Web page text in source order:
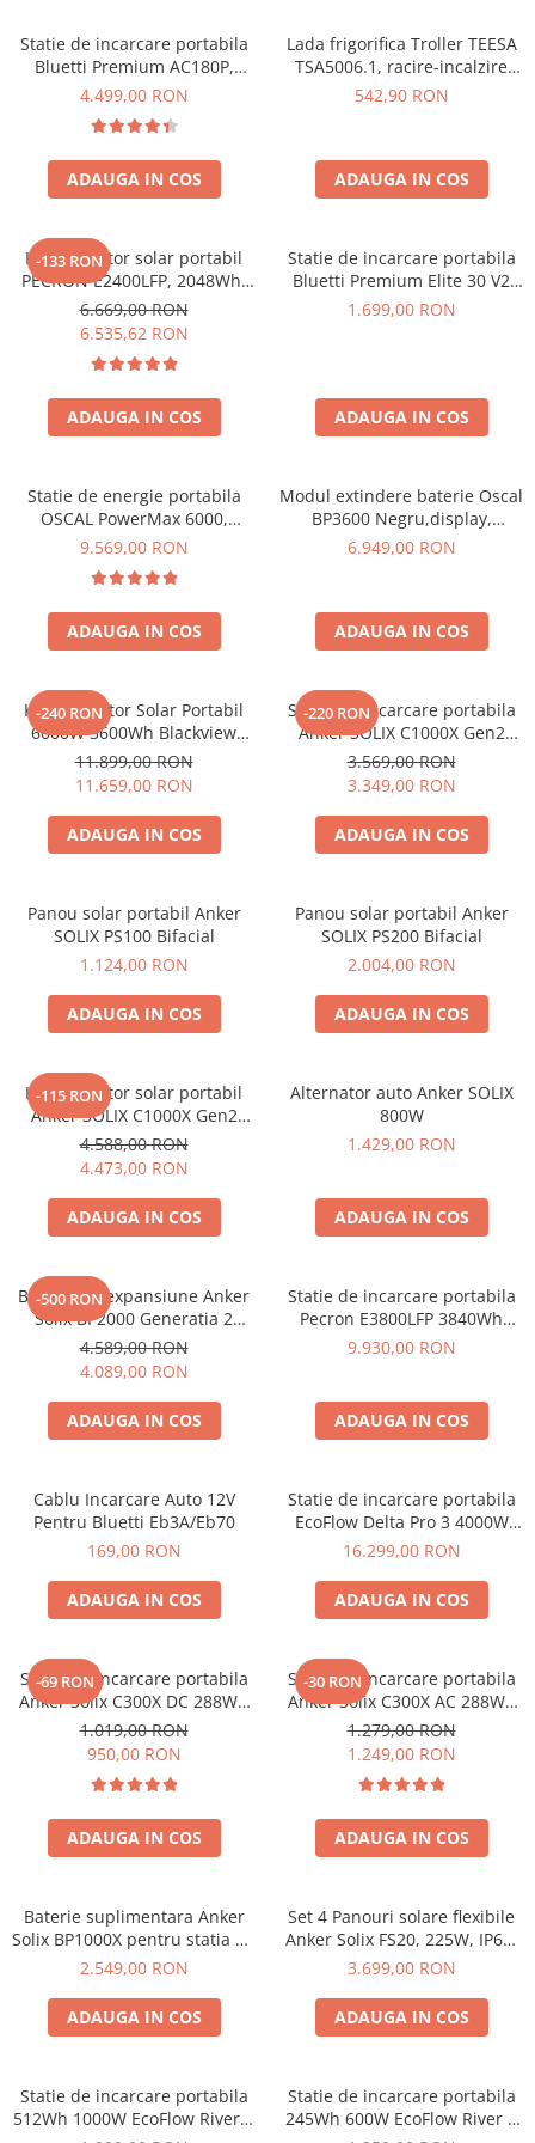
Componente sisteme de balcon
Statie de incarcare portabila
Bluetti Premium AC180P,
Ecran LCD, 1800W, 1440Wh,
4.499,00 RON
ADAUGA IN COS
Lada frigorifica Troller TEESA
TSA5006.1, racire-incalzire
35L, alimentare bricheta auto
542,90 RON
ADAUGA IN COS
-133 RON
Kit generator solar portabil
PECRON E2400LFP, 2048Wh,
2400W, 230V, Incarcare super
rapida, LiFePO4, Controler
MPPT dublu, Protectie BMS +
Panou solar 200W
6.669,00 RON
6.535,62 RON
ADAUGA IN COS
Statie de incarcare portabila
Bluetti Premium Elite 30 V2
600W 320Wh
1.699,00 RON
ADAUGA IN COS
Statie de energie portabila
OSCAL PowerMax 6000,
6000W (9000W varf), baterie
rapida in 1.96h, 14 porturi,
USB-C 100W, control
inteligent la distanta,
functionalitate UPS
9.569,00 RON
ADAUGA IN COS
Modul extindere baterie Oscal
BP3600 Negru,display,
compatibil cu Oscal
6.949,00 RON
ADAUGA IN COS
-240 RON
Kit Generator Solar Portabil
6000W 3600Wh Blackview
OSCAL PowerMax 6000 +
panou solar 400W
11.899,00 RON
11.659,00 RON
ADAUGA IN COS
-220 RON
Statie de incarcare portabila
Anker SOLIX C1000X Gen2
2000W 1024Wh
3.569,00 RON
3.349,00 RON
ADAUGA IN COS
Panou solar portabil Anker
SOLIX PS100 Bifacial
1.124,00 RON
ADAUGA IN COS
Panou solar portabil Anker
SOLIX PS200 Bifacial
2.004,00 RON
ADAUGA IN COS
-115 RON
Kit generator solar portabil
Anker SOLIX C1000X Gen2
2000W 1024Wh + panou 100W
4.588,00 RON
4.473,00 RON
ADAUGA IN COS
Alternator auto Anker SOLIX
800W
1.429,00 RON
ADAUGA IN COS
-500 RON
Baterie de expansiune Anker
Solix BP2000 Generatia 2
pentru Anker Solix C2000 Gen
2, 2048Wh
4.589,00 RON
4.089,00 RON
ADAUGA IN COS
Statie de incarcare portabila
Pecron E3800LFP 3840Wh
4200W + Carucior CADOU
9.930,00 RON
ADAUGA IN COS
Cablu Incarcare Auto 12V
Pentru Bluetti Eb3A/Eb70
169,00 RON
ADAUGA IN COS
Statie de incarcare portabila
EcoFlow Delta Pro 3 4000W
4096Wh
16.299,00 RON
ADAUGA IN COS
-69 RON
Statie de incarcare portabila
Anker Solix C300X DC 288Wh
300W
1.019,00 RON
950,00 RON
ADAUGA IN COS
-30 RON
Statie de incarcare portabila
Anker Solix C300X AC 288Wh
300W
1.279,00 RON
1.249,00 RON
ADAUGA IN COS
Baterie suplimentara Anker
Solix BP1000X pentru statia de
alimentare portabila Anker
2.549,00 RON
ADAUGA IN COS
Set 4 Panouri solare flexibile
Anker Solix FS20, 225W, IP67,
Tehnologie TOPCon
3.699,00 RON
ADAUGA IN COS
Statie de incarcare portabila
512Wh 1000W EcoFlow River 2
Statie de incarcare portabila
245Wh 600W EcoFlow River 3